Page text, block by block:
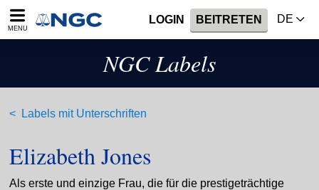
MENU
LOGIN BEITRETEN DE
NGC Labels
Labels mit Unterschriften
Elizabeth Jones
Als erste und einzige Frau, die für die prestigeträchtige